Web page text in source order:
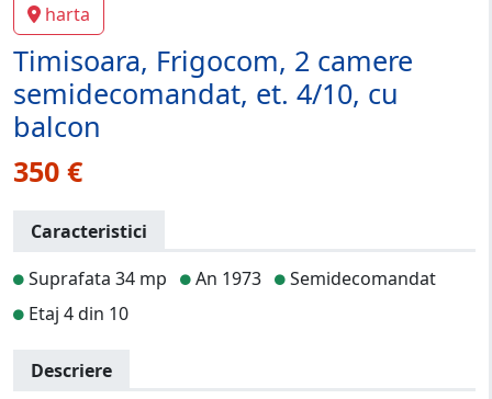
harta
Timisoara, Frigocom, 2 camere
semidecomandat, et. 4/10, cu
balcon
350 €
Caracteristici
Suprafata 34 mp
An 1973
Semidecomandat
Etaj 4 din 10
Descriere